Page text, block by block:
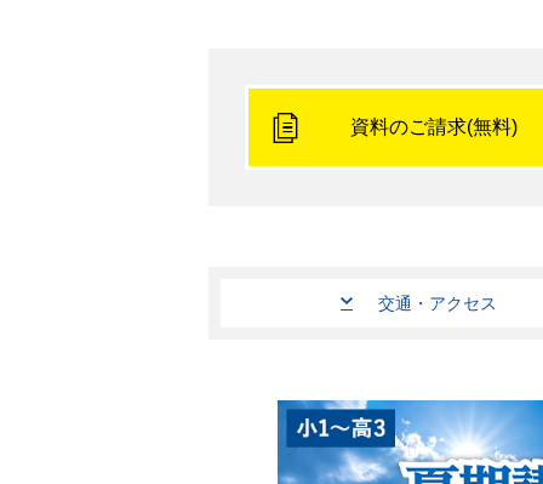
資料のご請求(無料)
交通 ・ アクセス